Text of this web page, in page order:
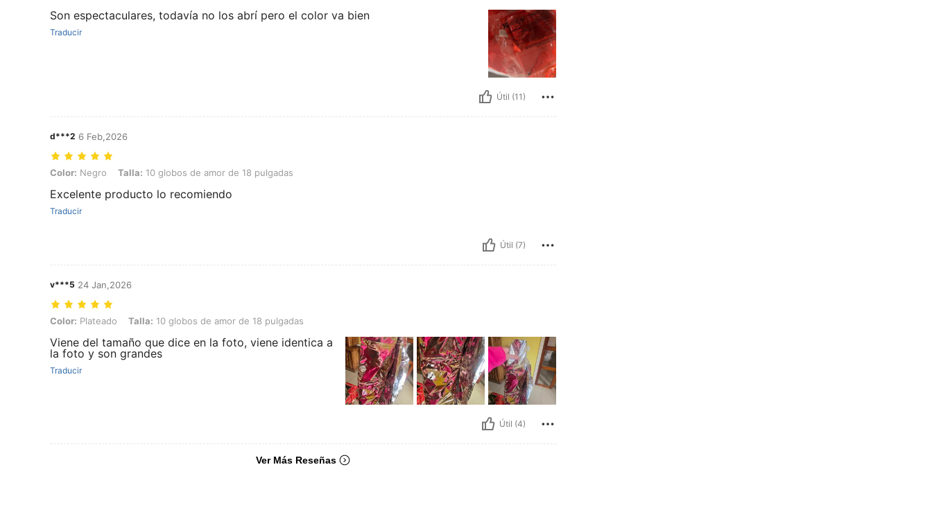
Son espectaculares, todavía no los abrí pero el color va bien
Traducir
Útil (11)
d***2 6 Feb,2026
Color: Negro, Talla: 10 globos de amor de 18 pulgadas
Color: Negro Talla: 10 globos de amor de 18 pulgadas
Excelente producto lo recomiendo
Traducir
Útil (7)
v***5 24 Jan,2026
Color: Plateado, Talla: 10 globos de amor de 18 pulgadas
Color: Plateado Talla: 10 globos de amor de 18 pulgadas
Viene del tamaño que dice en la foto, viene identica a
la foto y son grandes
Traducir
Útil (4)
Ver Más Reseñas